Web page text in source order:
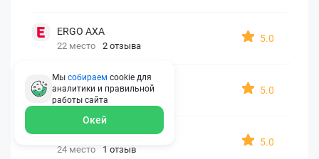
ERGO AXA
22 место 2 отзыва
5.0
Oxy Travel Premium
23 место 1 отзыв
5.0
УралСиб
24 место 1 отзыв
5.0
Мы собираем cookie для
аналитики и правильной
работы сайта
Окей